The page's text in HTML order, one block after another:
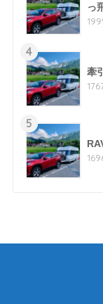
っ
4
牽
5